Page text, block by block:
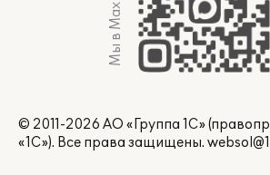
Мы в Max
© 2011-2026 АО «Группа 1С»
«1С»). Все права защищены.